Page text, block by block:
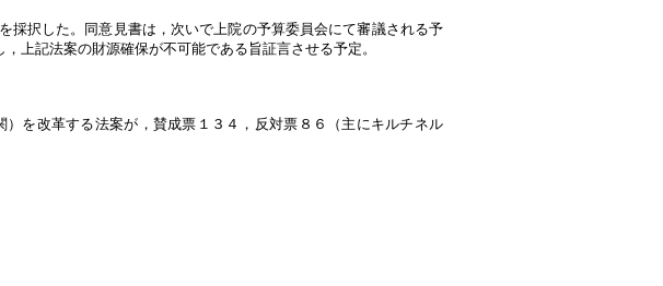
択した。同意見書は，次いで上院の予算委員会にて審議される予
上記法案の財源確保が不可能である旨証言させる予定。
を改革する法案が，賛成票１３４，反対票８６（主にキルチネル